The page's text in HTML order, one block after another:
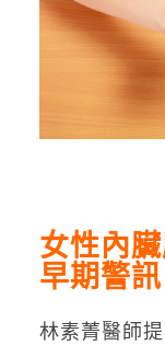
女性內
早期警訊
林素菁醫師